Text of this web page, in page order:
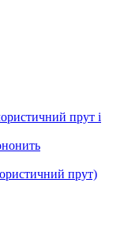
прут і
прут)